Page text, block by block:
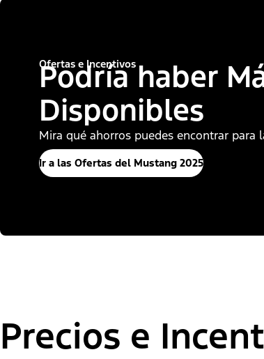
Ofertas e Incentivos
Podría haber
Disponibles
Mira qué ahorros puedes encontrar para
Ir a las Ofertas del Mustang 2025
Precios e